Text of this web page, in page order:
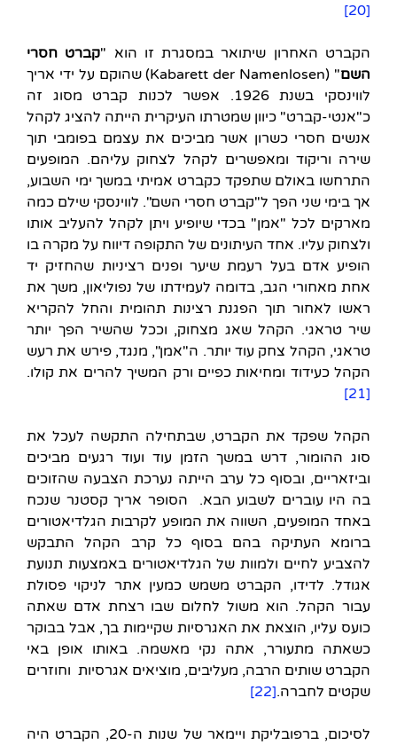
[20]
הקברט האחרון שיתואר במסגרת זו הוא "קברט חסרי
השם
" (Kabarett der Namenlosen) שהוקם על ידי אריך
לווינסקי בשנת 1926. אפשר לכנות קברט מסוג זה
כ"אנטי-קברט" כיוון שמטרתו העיקרית הייתה להציג לקהל
אנשים חסרי כשרון אשר מביכים את עצמם בפומבי תוך
שירה וריקוד ומאפשרים לקהל לצחוק עליהם. המופעים
התרחשו באולם שתפקד כקברט אמיתי במשך ימי השבוע,
אך בימי שני הפך ל"קברט חסרי השם". לווינסקי שילם כמה
מארקים לכל "אמן" בכדי שיופיע ויתן לקהל להעליב אותו
ולצחוק עליו. אחד העיתונים של התקופה דיווח על מקרה בו
הופיע אדם בעל רעמת שיער ופנים רציניות שהחזיק יד
אחת מאחורי הגב, בדומה לעמידתו של נפוליאון, משך את
ראשו לאחור תוך הפגנת רצינות תהומית והחל להקריא
שיר טראגי. הקהל שאג מצחוק, וככל שהשיר הפך יותר
טראגי, הקהל צחק עוד יותר. ה"אמן", מנגד, פירש את רעש
הקהל כעידוד ומחיאות כפיים ורק המשיך להרים את קולו.
[21]
הקהל שפקד את הקברט, שבתחילה התקשה לעכל את
סוג ההומור, דרש במשך הזמן עוד ועוד רגעים מביכים
וביזאריים, ובסוף כל ערב הייתה נערכת הצבעה שהזוכים
בה היו עוברים לשבוע הבא. הסופר אריך קסטנר שנכח
באחד המופעים, השווה את המופע לקרבות הגלדיאטורים
ברומא העתיקה בהם בסוף כל קרב הקהל התבקש
להצביע לחיים ולמוות של הגלדיאטורים באמצעות תנועת
אגודל. לדידו, הקברט משמש כמעין אתר לניקוי פסולת
עבור הקהל. הוא משול לחלום שבו רצחת אדם שאתה
כועס עליו, הוצאת את האגרסיות שקיימות בך, אבל בבוקר
כשאתה מתעורר, אתה נקי מאשמה. באותו אופן באי
הקברט שותים הרבה, מעליבים, מוציאים אגרסיות וחוזרים
שקטים לחברה.[22]
לסיכום, ברפובליקת ויימאר של שנות ה-20, הקברט היה